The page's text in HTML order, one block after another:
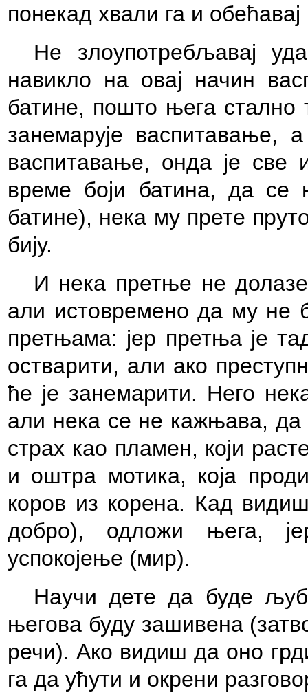
понекад хвали га и обећавај
Не злоупотребљавај
навикло на овај начин
батине, пошто њега стално
занемарује васпитавање,
васпитавање, онда је све
време боји батина, да
батине), нека му прете
бију.
И нека претње не
али истовремено да му не
претњама: јер претња је
остварити, али ако
ће је занемарити. Него
али нека се не кажњава, да
страх као пламен, који
и оштра мотика, која
коров из корена. Кад
добро), одложи њега,
успокојење (мир).
Научи дете да буде
његова буду зашивена
речи). Ако видиш да оно
га да ућути и окрени